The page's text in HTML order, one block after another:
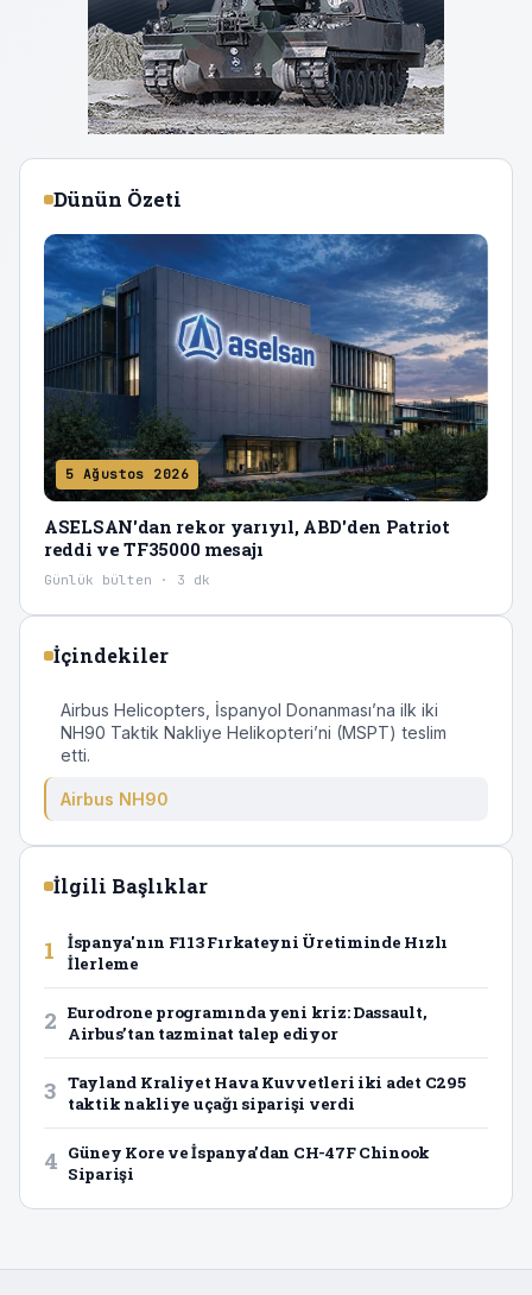
Dünün Özeti
5 Ağustos 2026
ASELSAN'dan rekor yarıyıl, ABD'den Patriot
reddi ve TF35000 mesajı
Günlük bülten · 3 dk
İçindekiler
Airbus Helicopters, İspanyol Donanması’na ilk iki
NH90 Taktik Nakliye Helikopteri’ni (MSPT) teslim
etti.
Airbus NH90
İlgili Başlıklar
1
İspanya'nın F113 Fırkateyni Üretiminde Hızlı
İlerleme
2 Eurodrone programında yeni kriz: Dassault,
Airbus’tan tazminat talep ediyor
3 Tayland Kraliyet Hava Kuvvetleri iki adet C295
taktik nakliye uçağı siparişi verdi
4 Güney Kore ve İspanya’dan CH-47F Chinook
Siparişi